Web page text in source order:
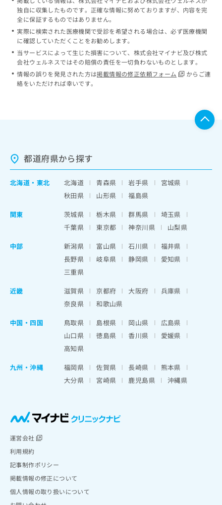
独自に収集したものです。正確な情報に努めておりますが、内容を完
全に保証するものではありません。
実際に検索された医療機関で受診を希望される場合は、必ず医療機関
に確認していただくことをお勧めします。
当サービスによって生じた損害について、株式会社マイナビ及び株式
会社ウェルネスではその賠償の責任を一切負わないものとします。
情報の誤りを発見された方は掲載情報の修正依頼フォーム
からご連
絡をいただければ幸いです。
都道府県から探す
北海道 ・ 東北 北海道 青森県 岩手県
宮城県
秋田県
山形県
福島県
関東
茨城県 栃木県 群馬県
埼玉県
千葉県
東京都 神奈川県
山梨県
中部
新潟県 富山県 石川県
福井県
長野県
岐阜県 静岡県
愛知県
三重県
近畿
滋賀県 京都府 大阪府
兵庫県
奈良県
和歌山県
中国・四国
鳥取県 島根県 岡山県
広島県
山口県
徳島県 香川県
愛媛県
高知県
九州・沖縄
福岡県 佐賀県 長崎県
熊本県
大分県
宮崎県 鹿児島県 沖縄県
運営会社
利用規約
記事制作ポリシー
掲載情報の修正について
個人情報の取り扱いについて